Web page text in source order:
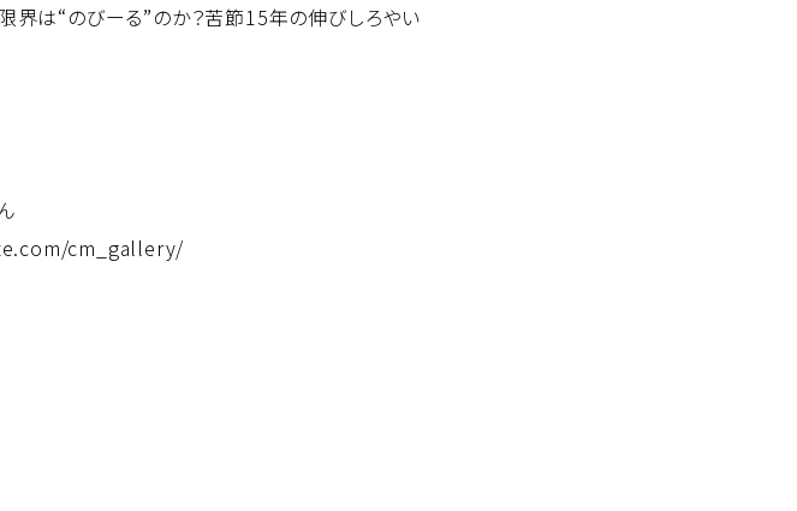
限界は“のびーる”のか？苦節15年の伸びしろやい
cm_gallery/